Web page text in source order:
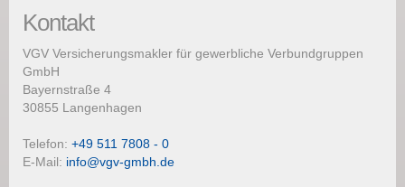
Kontakt
VGV Versicherungsmakler für gewerbliche Verbundgruppen
GmbH
Bayernstraße 4
30855 Langenhagen
Telefon: +49 511 7808 - 0
E-Mail: info@vgv-gmbh.de